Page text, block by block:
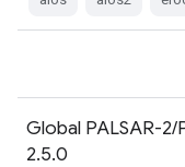
Global PALSAR-2/
2.5.0